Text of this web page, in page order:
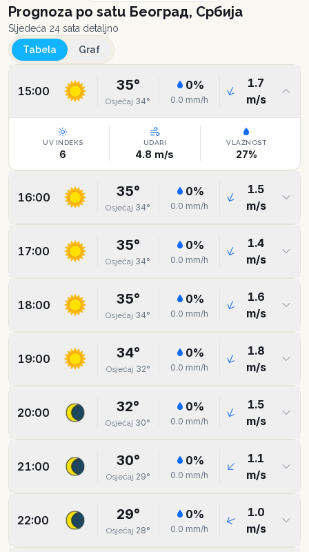
Prognoza po satu Београд, Србија
Sljedeća 24 sata detaljno
Tabela
Graf
15:00 35°
Osjećaj 34°
0%
0.0 mm/h
1.7
m/s
UV INDEKS
6
UDARI
4.8 m/s
VLAŽNOST
27%
16:00 35°
Osjećaj 34°
0%
0.0 mm/h
1.5
m/s
17:00 35°
Osjećaj 34°
0%
0.0 mm/h
1.4
m/s
18:00 35°
Osjećaj 34°
0%
0.0 mm/h
1.6
m/s
19:00 34°
Osjećaj 32°
0%
0.0 mm/h
1.8
m/s
20:00 32°
Osjećaj 30°
0%
0.0 mm/h
1.5
m/s
21:00 30°
Osjećaj 29°
0%
0.0 mm/h
1.1
m/s
22:00 29°
Osjećaj 28°
0%
0.0 mm/h
1.0
m/s